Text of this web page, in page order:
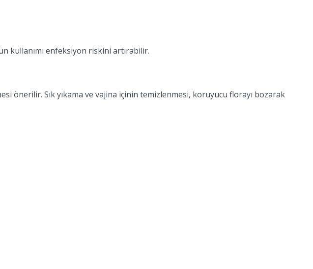
kullanımı enfeksiyon riskini artırabilir.
önerilir. Sık yıkama ve vajina içinin temizlenmesi, koruyucu florayı bozarak